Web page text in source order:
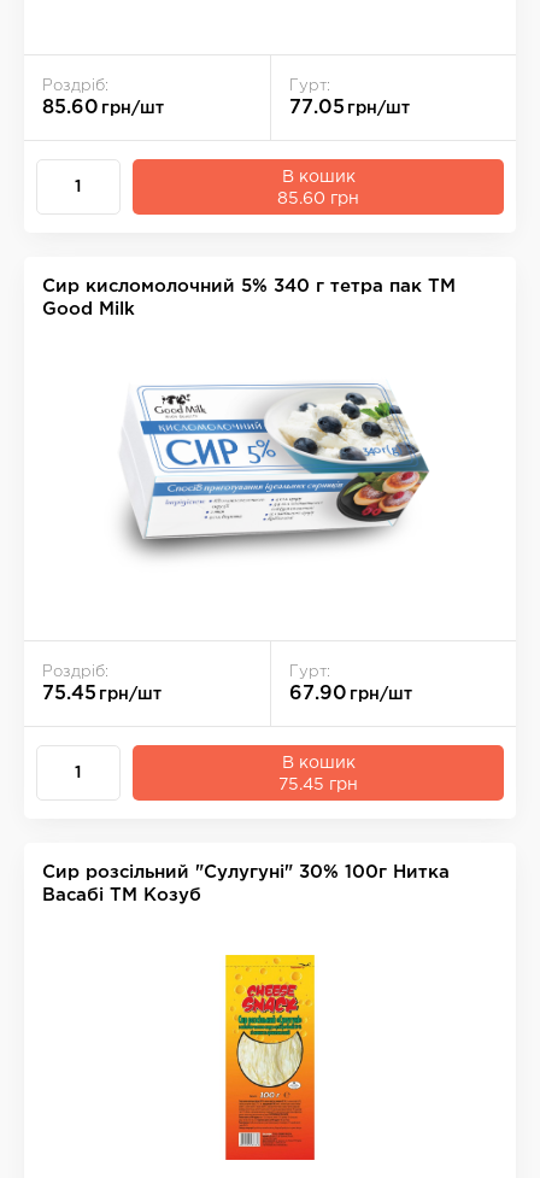
Роздріб:
85.60 грн/шт
Гурт:
77.05 грн/шт
В кошик
85.60 грн
Сир кисломолочний 5% 340 г тетра пак ТМ
Good Milk
Роздріб:
75.45 грн/шт
Гурт:
67.90 грн/шт
В кошик
75.45 грн
Сир розсільний "Сулугуні" 30% 100г Нитка
Васабі ТМ Козуб